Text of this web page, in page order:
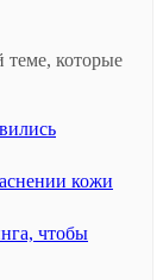
которые
кожи
чтобы